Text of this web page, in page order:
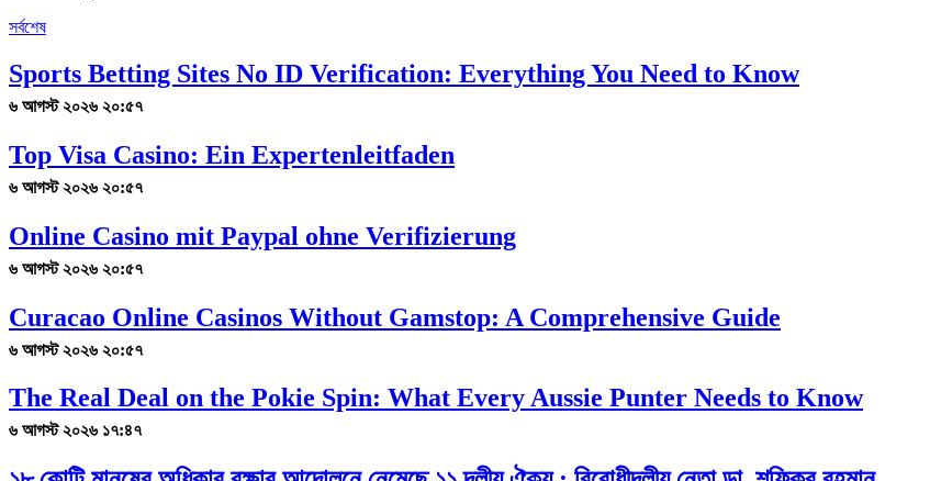
সর্বশেষ
Sports Betting Sites No ID Verification: Everything You Need to Know
৬ আগস্ট ২০২৬ ২০:৫৭
Top Visa Casino: Ein Expertenleitfaden
৬ আগস্ট ২০২৬ ২০:৫৭
Online Casino mit Paypal ohne Verifizierung
৬ আগস্ট ২০২৬ ২০:৫৭
Curacao Online Casinos Without Gamstop: A Comprehensive Guide
৬ আগস্ট ২০২৬ ২০:৫৭
The Real Deal on the Pokie Spin: What Every Aussie Punter Needs to Know
৬ আগস্ট ২০২৬ ১৭:৪৭